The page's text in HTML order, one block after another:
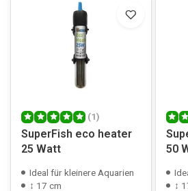
(1)
SuperFish eco heater
25 Watt
Ideal für kleinere Aquarien
↕ 17 cm
50
↕